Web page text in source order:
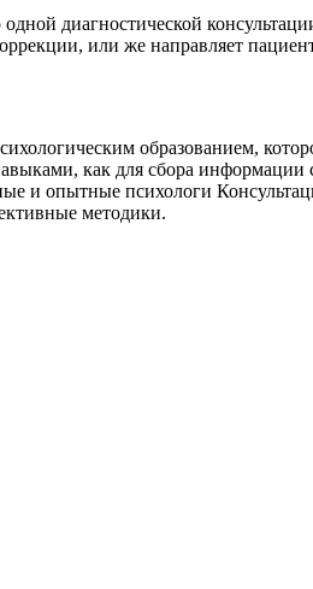
диагностической
или же направляет
образованием,
как для сбора
и опытные психологи
методики.